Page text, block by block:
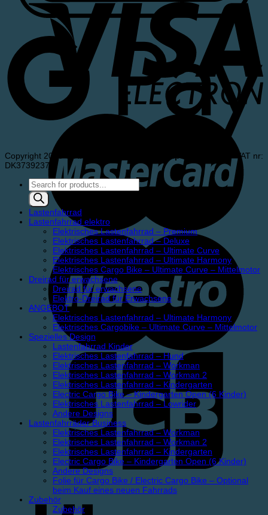
Copyright 2026 ©
- Denmark - VAT nr:
DK37392375
Products
search
Lastenfahrrad
Lastenfahrrad elektro
Elektrisches Lastenfahrrad – Premium
Elektrisches Lastenfahrrad – Deluxe
Elektrisches Lastenfahrrad – Ultimate Curve
Elektrisches Lastenfahrrad – Ultimate Harmony
Elektrisches Cargo Bike – Ultimate Curve – Mittelmotor
Dreirad für erwachsene
Dreirad für erwachsene
Elektro-Dreirad für Erwachsene
ANGEBOT
Elektrisches Lastenfahrrad – Ultimate Harmony
Elektrisches Cargobike – Ultimate Curve – Mittelmotor
Spezielles Design
Lastenfahrrad Kinder
Elektrisches Lastenfahrrad – Hund
Elektrisches Lastenfahrrad – Workman
Elektrisches Lastenfahrrad – Workman 2
Elektrisches Lastenfahrrad – Kindergarten
Electric Cargo Bike – Kindergarten Open (6 Kinder)
Elektrisches Lastenfahrrad – Lowrider
Andere Designs
Lastenfahrräder Business
Elektrisches Lastenfahrrad – Workman
Elektrisches Lastenfahrrad – Workman 2
Elektrisches Lastenfahrrad – Kindergarten
Electric Cargo Bike – Kindergarten Open (6 Kinder)
Andere Designs
Folie für Cargo Bike / Electric Cargo Bike – Optional
beim Kauf eines neuen Fahrrads
Zubehör
Zubehör